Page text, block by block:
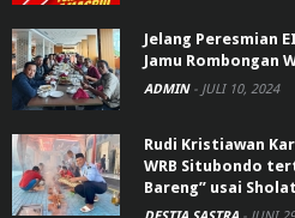
Jelang Peresmian
Jamu Rombongan
ADMIN - JULI 10, 2024
Rudi Kristiawan
WRB Situbondo
Bareng” usai